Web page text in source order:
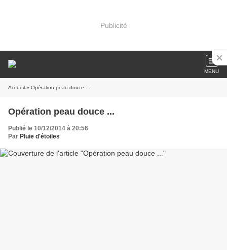
Publicité
MENU
Accueil » Opération peau douce ...
Opération peau douce ...
Publié le 10/12/2014 à 20:56
Par Pluie d'étoiles